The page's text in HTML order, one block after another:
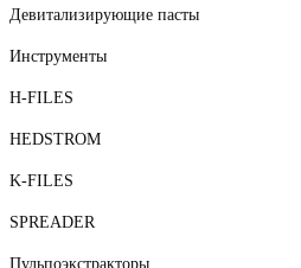
Девитализирующие пасты
Инструменты
H-FILES
HEDSTROM
K-FILES
SPREADER
Пульпоэкстракторы